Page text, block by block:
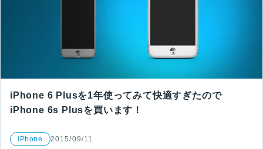
iPhone 6 Plusを1年使ってみて快適すぎたので
iPhone 6s Plusを買います！
iPhone 2015/09/11